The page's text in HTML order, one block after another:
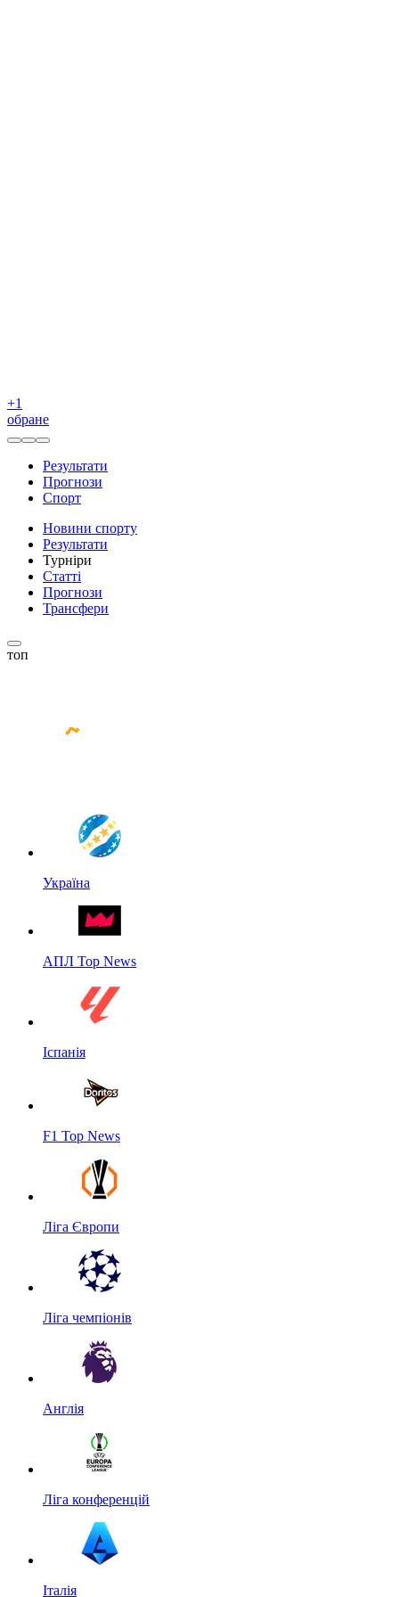
+1
обране
Результати
Прогнози
Спорт
Новини спорту
Результати
Турніри
Статті
Прогнози
Трансфери
топ
Україна
АПЛ Top News
Іспанія
F1 Top News
Ліга Європи
Ліга чемпіонів
Англія
Ліга конференцій
Італія